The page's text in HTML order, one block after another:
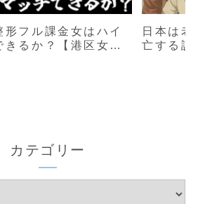
形フル課金女はハイ
きるか？【港区女
日本は老
亡する説
カテゴリー